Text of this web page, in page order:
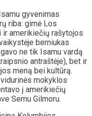
gyvenimas
riba: gimė Los
ir amerikiečių rašytojos
berniukas
ne tik Isamu vardą
antraštėje), bet ir
meną bei kultūrą.
mokyklos
į amerikiečių
Semu Gilmoru.